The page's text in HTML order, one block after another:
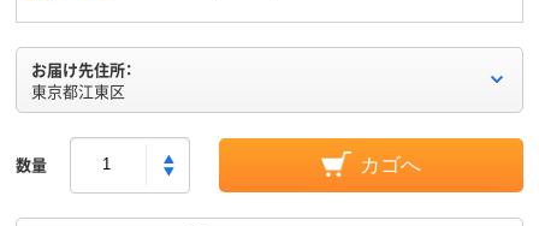
お届け先住所：
東京都江東区
数量 カゴへ